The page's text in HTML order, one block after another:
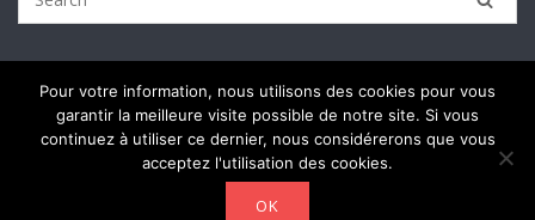
2026 © Regain de la mure
Pour votre information, nous utilisons des cookies pour vous
garantir la meilleure visite possible de notre site. Si vous
continuez à utiliser ce dernier, nous considérerons que vous
acceptez l'utilisation des cookies.
OK